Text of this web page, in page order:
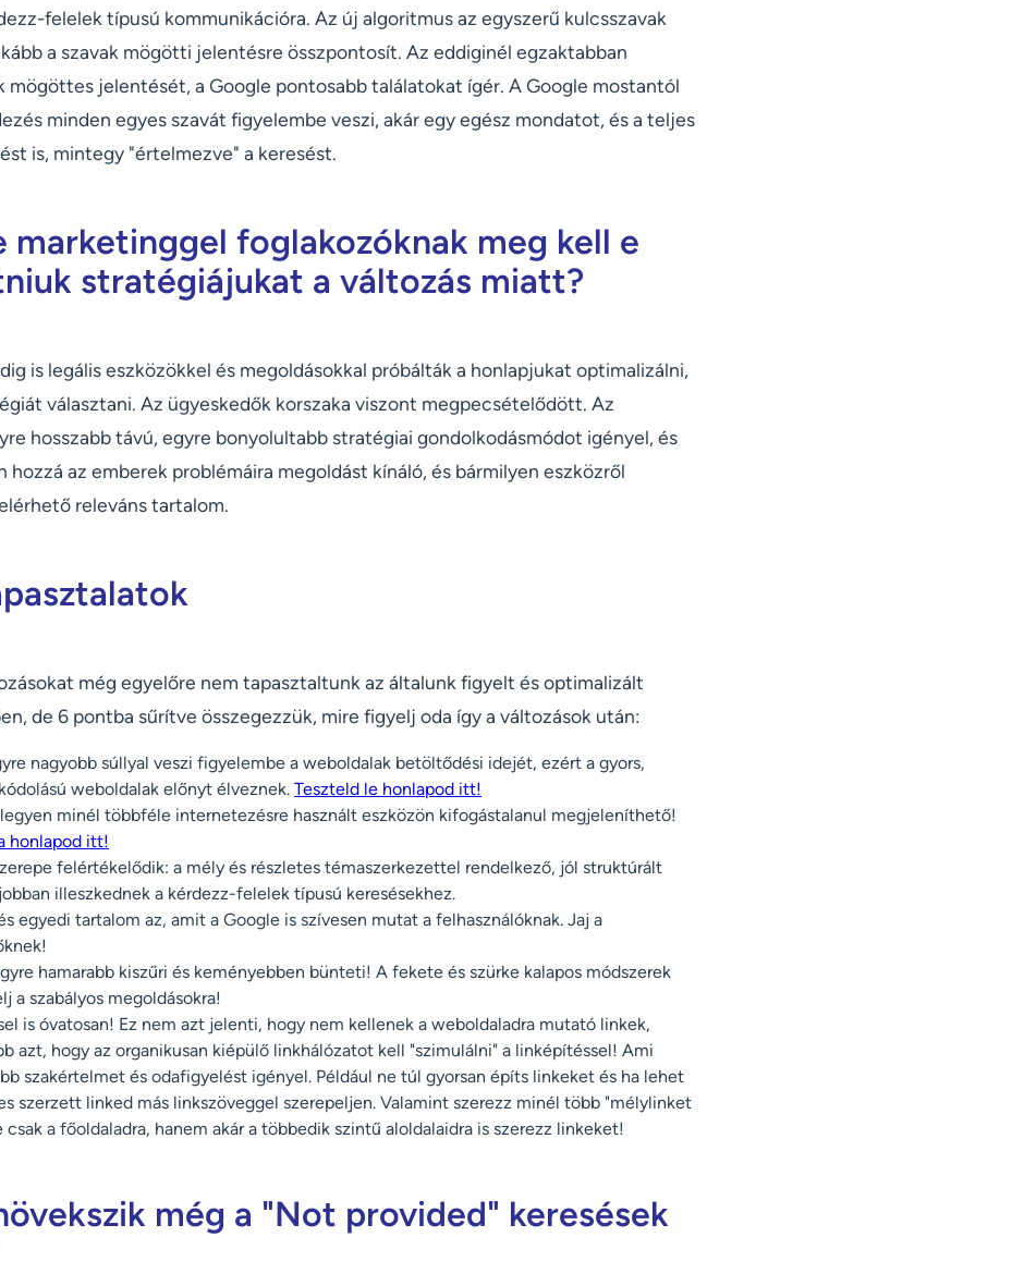
felelek típusú kommunikációra. Az új algoritmus az egyszerű kulcsszavak
a szavak mögötti jelentésre összpontosít. Az eddiginél egzaktabban
mögöttes jelentését, a Google pontosabb találatokat ígér. A Google mostantól
minden egyes szavát figyelembe veszi, akár egy egész mondatot, és a teljes
is, mintegy "értelmezve" a keresést.
marketinggel foglakozóknak meg kell e
stratégiájukat a változás miatt?
is legális eszközökkel és megoldásokkal próbálták a honlapjukat optimalizálni,
választani. Az ügyeskedők korszaka viszont megpecsételődött. Az
hosszabb távú, egyre bonyolultabb stratégiai gondolkodásmódot igényel, és
az emberek problémáira megoldást kínáló, és bármilyen eszközről
releváns tartalom.
még egyelőre nem tapasztaltunk az általunk figyelt és optimalizált
de 6 pontba sűrítve összegezzük, mire figyelj oda így a változások után:
nagyobb súllyal veszi figyelembe a weboldalak betöltődési idejét, ezért a gyors,
weboldalak előnyt élveznek. Teszteld le honlapod itt!
minél többféle internetezésre használt eszközön kifogástalanul megjeleníthető!
honlapod itt!
felértékelődik: a mély és részletes témaszerkezettel rendelkező, jól struktúrált
illeszkednek a kérdezz-felelek típusú keresésekhez.
egyedi tartalom az, amit a Google is szívesen mutat a felhasználóknak. Jaj a
hamarabb kiszűri és keményebben bünteti! A fekete és szürke kalapos módszerek
a szabályos megoldásokra!
is óvatosan! Ez nem azt jelenti, hogy nem kellenek a weboldaladra mutató linkek,
azt, hogy az organikusan kiépülő linkhálózatot kell "szimulálni" a linképítéssel! Ami
szakértelmet és odafigyelést igényel. Például ne túl gyorsan építs linkeket és ha lehet
szerzett linked más linkszöveggel szerepeljen. Valamint szerezz minél több "mélylinket
csak a főoldaladra, hanem akár a többedik szintű aloldalaidra is szerezz linkeket!
még a "Not provided" keresések